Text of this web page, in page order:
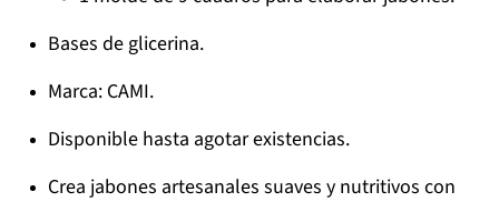
Bases de glicerina.
Marca: CAMI.
Disponible hasta agotar existencias.
Crea jabones artesanales suaves y nutritivos con